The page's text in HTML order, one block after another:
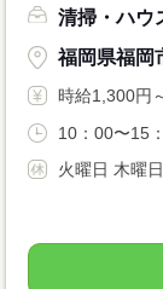
清掃・ハウ
福岡県福岡
時給1,300円
10：00〜15
火曜日 木曜